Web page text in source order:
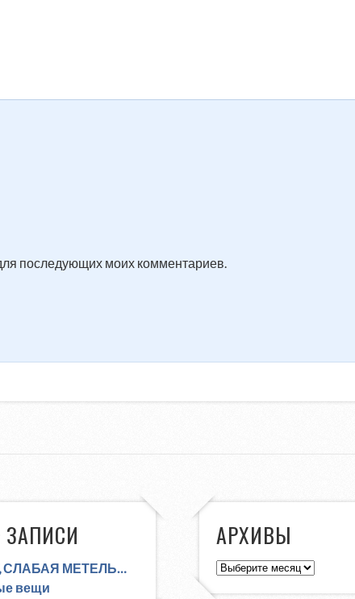
последующих моих комментариев.
СЛАБАЯ МЕТЕЛЬ…
вещи
АРХИВЫ
Архивы